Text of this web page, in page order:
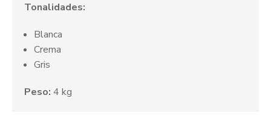
Tonalidades:
Blanca
Crema
Gris
Peso: 4 kg